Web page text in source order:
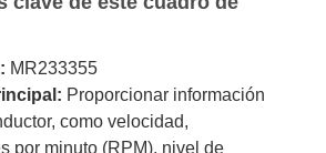
MR233355
Proporcionar información
como velocidad,
por minuto (RPM), nivel de